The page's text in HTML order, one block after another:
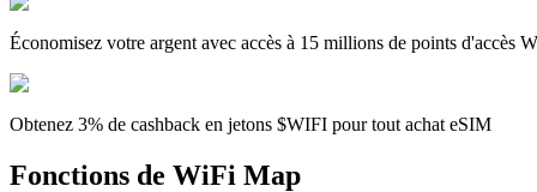
Économisez votre argent avec accès à 15 millions de points d'accès
Obtenez 3% de cashback en jetons $WIFI pour tout achat eSIM
Fonctions de WiFi Map